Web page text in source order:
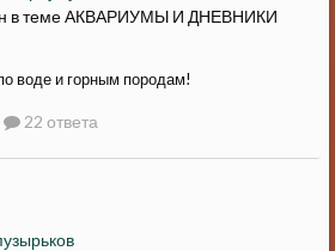
в темеАКВАРИУМЫ И ДНЕВНИКИ
воде и горным породам!
22 ответа